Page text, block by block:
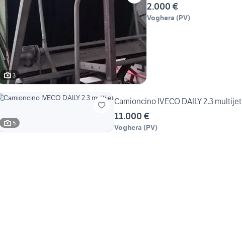
3
2.000 €
Voghera (PV)
5
Camioncino IVECO DAILY 2.3 multijet
11.000 €
Voghera (PV)